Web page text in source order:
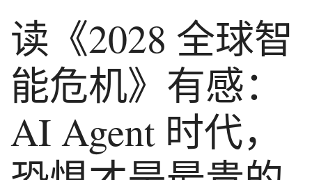
读《2028 全球智
能危机》有感：
AI Agent 时代，